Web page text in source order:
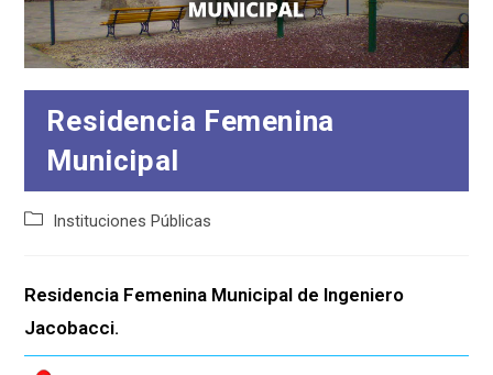
Residencia Femenina
Municipal
Categoría
entrada:
Instituciones Públicas
Residencia Femenina Municipal de Ingeniero
Jacobacci.